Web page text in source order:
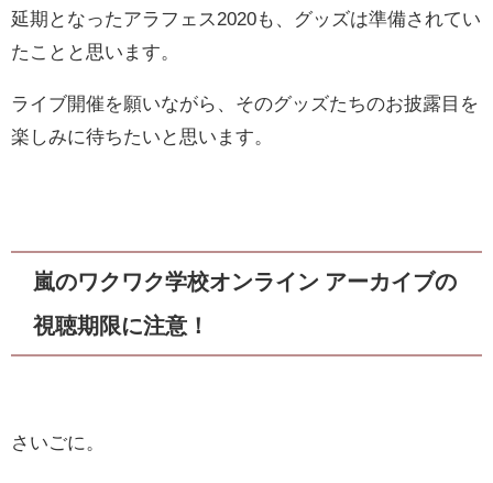
延期となったアラフェス2020も、グッズは準備されてい
たことと思います。
ライブ開催を願いながら、そのグッズたちのお披露目を
楽しみに待ちたいと思います。
嵐のワクワク学校オンライン アーカイブの
視聴期限に注意！
さいごに。